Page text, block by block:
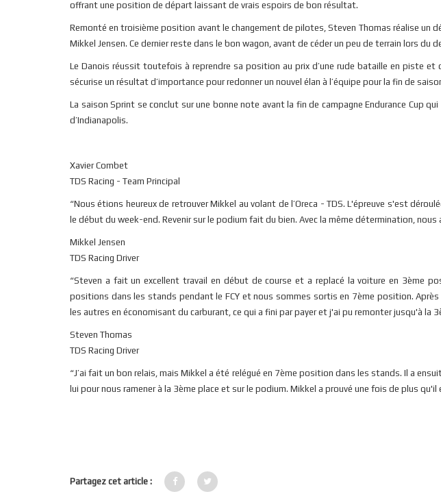
offrant une position de départ laissant de vrais espoirs de bon résultat.
Remonté en troisième position avant le changement de pilotes, Steven Thomas réalise un
Mikkel Jensen. Ce dernier reste dans le bon wagon, avant de céder un peu de terrain lors du
Le Danois réussit toutefois à reprendre sa position au prix d’une rude bataille en piste et
sécurise un résultat d’importance pour redonner un nouvel élan à l’équipe pour la fin de
La saison Sprint se conclut sur une bonne note avant la fin de campagne Endurance Cup
d’Indianapolis.
Xavier Combet
TDS Racing - Team Principal
“Nous étions heureux de retrouver Mikkel au volant de l’Oreca - TDS. L'épreuve s'est
le début du week-end. Revenir sur le podium fait du bien. Avec la même détermination, nous
Mikkel Jensen
TDS Racing Driver
“Steven a fait un excellent travail en début de course et a replacé la voiture en 3ème
positions dans les stands pendant le FCY et nous sommes sortis en 7ème position.
les autres en économisant du carburant, ce qui a fini par payer et j'ai pu remonter jusqu'à la
Steven Thomas
TDS Racing Driver
“J’ai fait un bon relais, mais Mikkel a été relégué en 7ème position dans les stands. Il a
lui pour nous ramener à la 3ème place et sur le podium. Mikkel a prouvé une fois de plus
Partagez cet article :